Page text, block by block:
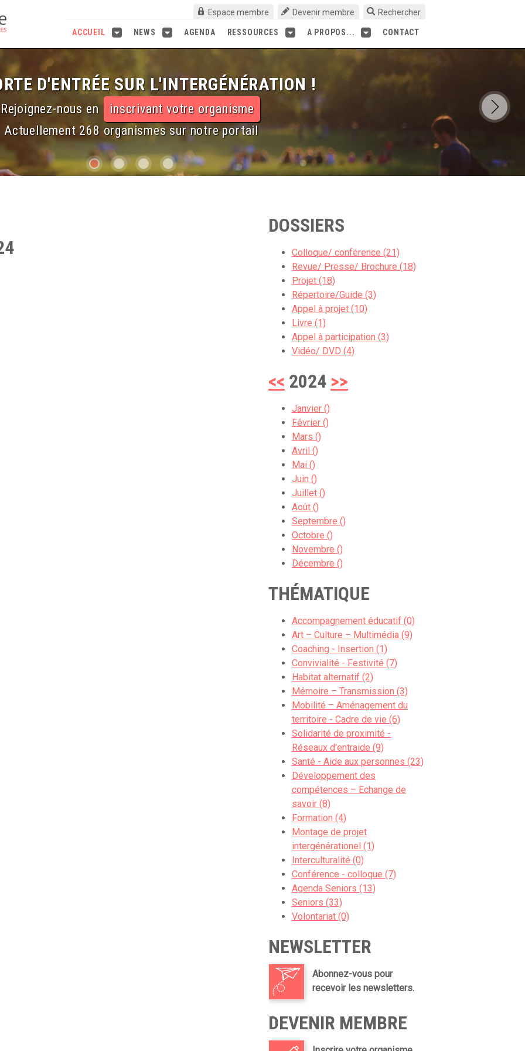
Espace membre Devenir membre Rechercher
CONTACT
A PROPOS...
RESSOURCES
AGENDA
NEWS
ACCUEIL
D'ENTRÉE SUR L'INTERGÉNÉRATION !
Rejoignez-nous en inscrivant votre organisme
Actuellement 268 organismes sur notre portail
DOSSIERS
Colloque/ conférence (21)
Revue/ Presse/ Brochure (18)
Projet (18)
Répertoire/Guide (3)
Appel à projet (10)
Livre (1)
Appel à participation (3)
Vidéo/ DVD (4)
<< 2024 >>
Janvier ()
Février ()
Mars ()
Avril ()
Mai ()
Juin ()
Juillet ()
Août ()
Septembre ()
Octobre ()
Novembre ()
Décembre ()
THÉMATIQUE
Accompagnement éducatif (0)
Art – Culture – Multimédia (9)
Coaching - Insertion (1)
Convivialité - Festivité (7)
Habitat alternatif (2)
Mémoire – Transmission (3)
Mobilité – Aménagement du
territoire - Cadre de vie (6)
Solidarité de proximité -
Réseaux d'entraide (9)
Santé - Aide aux personnes (23)
Développement des
compétences – Echange de
savoir (8)
Formation (4)
Montage de projet
intergénérationel (1)
Interculturalité (0)
Conférence - colloque (7)
Agenda Seniors (13)
Seniors (33)
Volontariat (0)
NEWSLETTER
Abonnez-vous pour
recevoir les newsletters.
DEVENIR MEMBRE